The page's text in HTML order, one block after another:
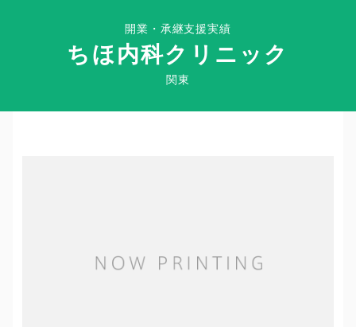
開業・承継支援実績
ちほ内科クリニック
関東
Clinic Success Case